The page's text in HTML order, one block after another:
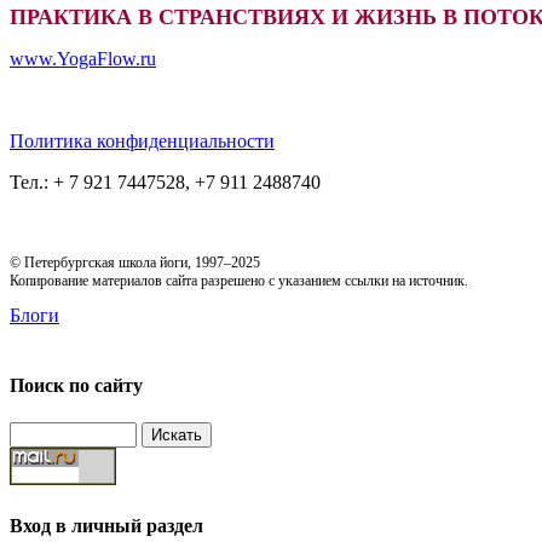
ПРАКТИКА В СТРАНСТВИЯХ И ЖИЗНЬ В
www.YogaFlow.ru
Политика конфиденциальности
Тел.: + 7 921 7447528, +7 911 2488740
© Петербургская школа йоги, 1997–2025
Копирование материалов сайта разрешено с указанием ссылки на источник.
Блоги
Поиск по сайту
Вход в личный раздел